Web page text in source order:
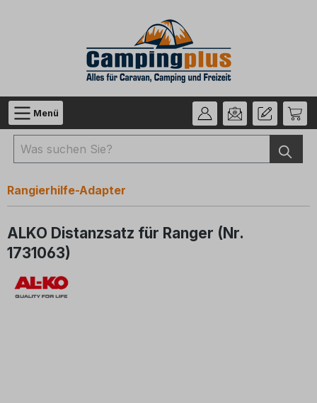
Zum Hauptinhalt springen
Menü
Rangierhilfe-Adapter
ALKO Distanzsatz für Ranger (Nr.
1731063)